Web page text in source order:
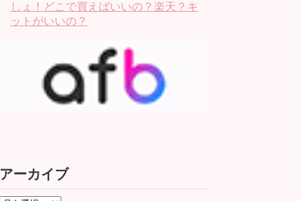
しょ！どこで買えばいいの？楽天？キ
ットがいいの？
アーカイブ